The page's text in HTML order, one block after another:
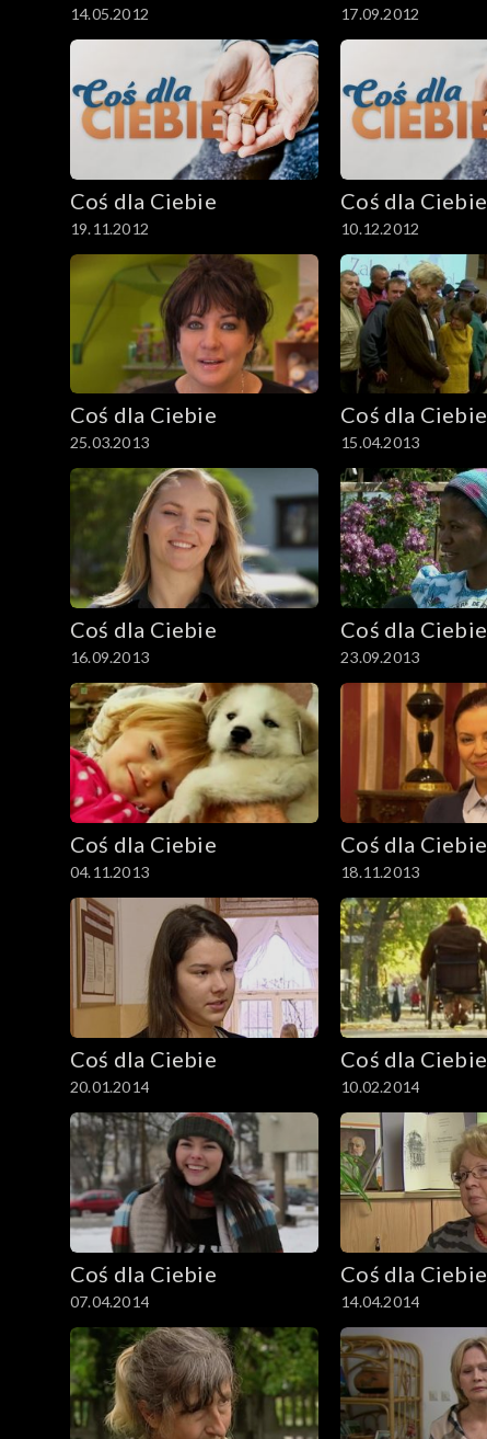
14.05.2012 17.09.2012
Coś dla Ciebie
19.11.2012
Coś dla Ciebie
10.12.2012
Coś dla Ciebie
25.03.2013
Coś dla Ciebie
15.04.2013
Coś dla Ciebie
16.09.2013
Coś dla Ciebie
23.09.2013
Coś dla Ciebie
04.11.2013
Coś dla Ciebie
18.11.2013
Coś dla Ciebie
20.01.2014
Coś dla Ciebie
10.02.2014
Coś dla Ciebie
07.04.2014
Coś dla Ciebie
14.04.2014